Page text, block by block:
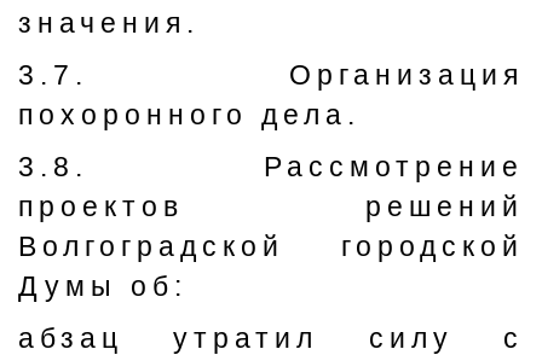
значения.
3.7. Организация
похоронного дела.
3.8. Рассмотрение
проектов решений
Волгоградской городской
Думы об:
абзац утратил силу с